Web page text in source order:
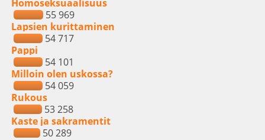
Homoseksuaalisuus
55 969
Lapsien kurittaminen
54 717
Pappi
54 101
Milloin olen uskossa?
54 059
Rukous
53 258
Kaste ja sakramentit
50 289